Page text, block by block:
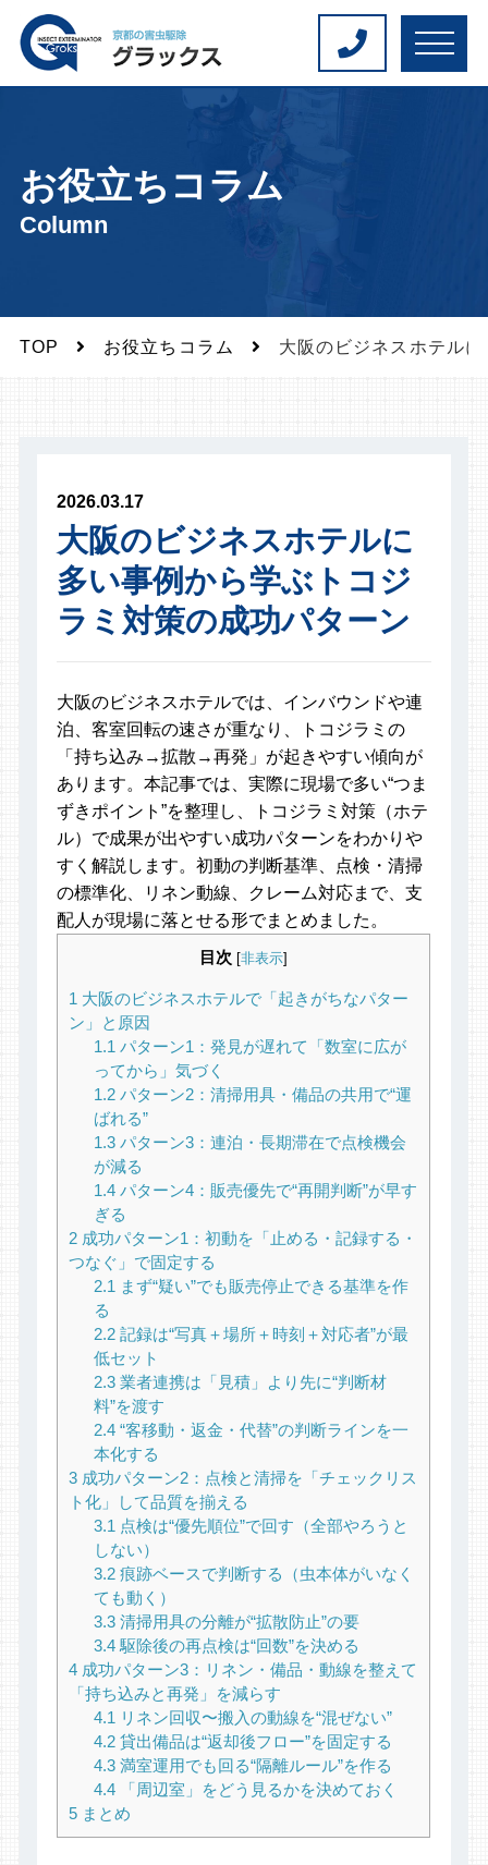
M
E
お役立ちコラム
Column
TOP お役立ちコラム 大阪のビジネスホテル
2026.03.17
大阪のビジネスホテルに
多い事例から学ぶトコジ
ラミ対策の成功パターン
大阪のビジネスホテルでは、インバウンドや連
泊、客室回転の速さが重なり、トコジラミの
「持ち込み→拡散→再発」が起きやすい傾向が
あります。本記事では、実際に現場で多い“つま
ずきポイント”を整理し、トコジラミ対策（ホテ
ル）で成果が出やすい成功パターンをわかりや
すく解説します。初動の判断基準、点検・清掃
の標準化、リネン動線、クレーム対応まで、支
配人が現場に落とせる形でまとめました。
目次 [非表示]
1 大阪のビジネスホテルで「起きがちなパター
ン」と原因
1.1 パターン1：発見が遅れて「数室に広が
ってから」気づく
1.2パターン2：清掃用具・備品の共用で“運
ばれる”
1.3パターン3：連泊・長期滞在で点検機会
が減る
1.4パターン4：販売優先で“再開判断”が早す
ぎる
2 成功パターン1：初動を「止める・記録する・
つなぐ」で固定する
2.1 まず“疑い”でも販売停止できる基準を作
る
2.2記録は“写真＋場所＋時刻＋対応者”が最
低セット
2.3業者連携は「見積」より先に“判断材
料”を渡す
2.4“客移動・返金・代替”の判断ラインを一
本化する
3 成功パターン2：点検と清掃を「チェックリス
ト化」して品質を揃える
3.1 点検は“優先順位”で回す（全部やろうと
しない）
3.2痕跡ベースで判断する（虫本体がいなく
ても動く）
3.3清掃用具の分離が“拡散防止”の要
3.4駆除後の再点検は“回数”を決める
4 成功パターン3：リネン・備品・動線を整えて
「持ち込みと再発」を減らす
4.1 リネン回収〜搬入の動線を“混ぜない”
4.2貸出備品は“返却後フロー”を固定する
4.3満室運用でも回る“隔離ルール”を作る
4.4「周辺室」をどう見るかを決めておく
5 まとめ